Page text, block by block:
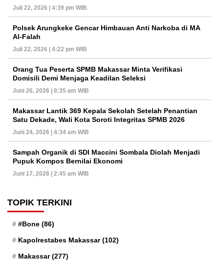
Juli 22, 2026 | 4:39 pm WIB
Polsek Arungkeke Gencar Himbauan Anti Narkoba di MA
Al-Falah
Juli 22, 2026 | 4:22 pm WIB
Orang Tua Peserta SPMB Makassar Minta Verifikasi
Domisili Demi Menjaga Keadilan Seleksi
Juni 26, 2026 | 8:35 am WIB
Makassar Lantik 369 Kepala Sekolah Setelah Penantian
Satu Dekade, Wali Kota Soroti Integritas SPMB 2026
Juni 24, 2026 | 4:34 am WIB
Sampah Organik di SDI Maccini Sombala Diolah Menjadi
Pupuk Kompos Bernilai Ekonomi
Juni 17, 2026 | 2:45 am WIB
TOPIK TERKINI
#Bone (86)
Kapolrestabes Makassar(102)
Makassar(277)